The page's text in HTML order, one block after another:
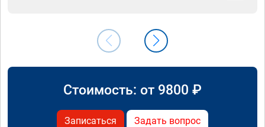
Стоимость: от 9800 ₽
Записаться Задать вопрос